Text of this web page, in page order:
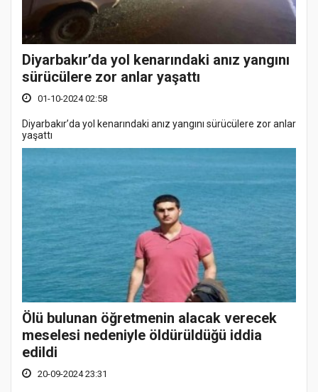
Diyarbakır’da yol kenarındaki anız yangını
sürücülere zor anlar yaşattı
01-10-2024 02:58
Diyarbakır’da yol kenarındaki anız yangını sürücülere zor anlar
yaşattı
Ölü bulunan öğretmenin alacak verecek
meselesi nedeniyle öldürüldüğü iddia
edildi
20-09-2024 23:31